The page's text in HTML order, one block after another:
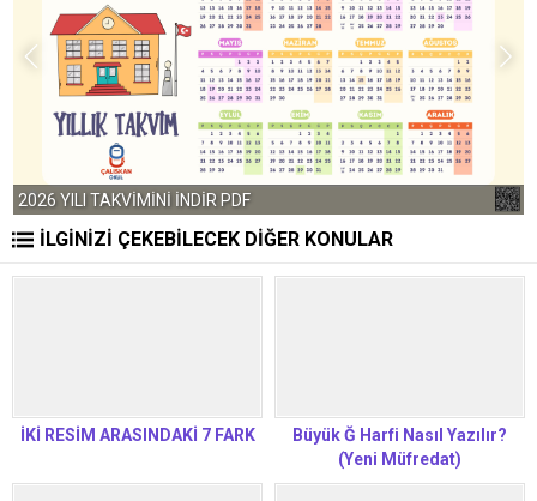
2026 YILI TAKVİMİNİ İNDİR PDF
İLGİNİZİ ÇEKEBİLECEK DİĞER KONULAR
İKİ RESİM ARASINDAKİ 7 FARK
Büyük Ğ Harfi Nasıl Yazılır?
(Yeni Müfredat)